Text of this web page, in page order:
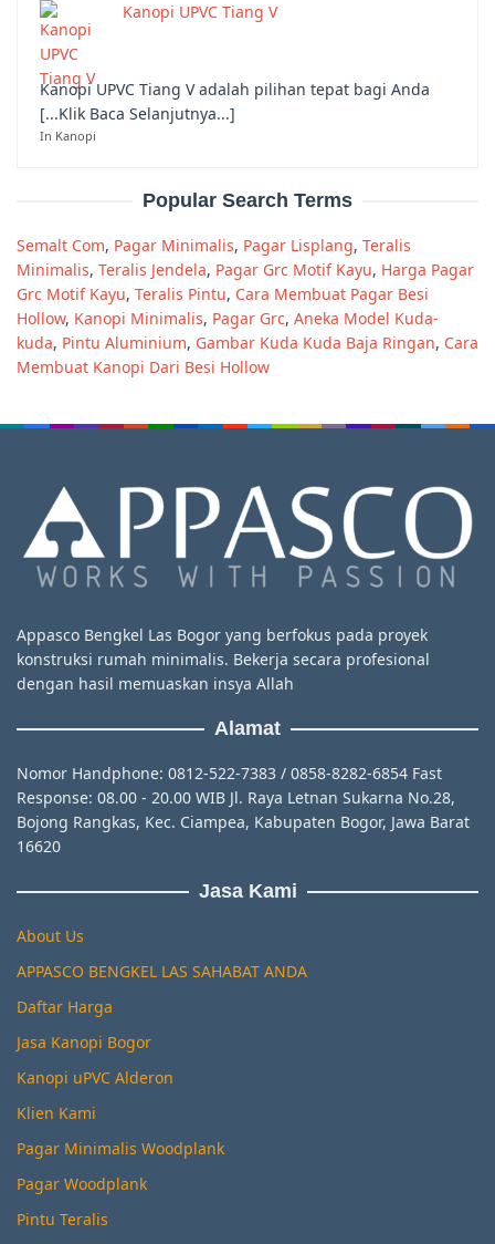
Kanopi UPVC Tiang V
Kanopi UPVC Tiang V adalah pilihan tepat bagi Anda
[...Klik Baca Selanjutnya...]
In Kanopi
Popular Search Terms
Semalt Com, Pagar Minimalis, Pagar Lisplang, Teralis
Minimalis, Teralis Jendela, Pagar Grc Motif Kayu, Harga Pagar
Grc Motif Kayu, Teralis Pintu, Cara Membuat Pagar Besi
Hollow, Kanopi Minimalis, Pagar Grc, Aneka Model Kuda-
kuda, Pintu Aluminium, Gambar Kuda Kuda Baja Ringan, Cara
Membuat Kanopi Dari Besi Hollow
Appasco Bengkel Las Bogor yang berfokus pada proyek
konstruksi rumah minimalis. Bekerja secara profesional
dengan hasil memuaskan insya Allah
Alamat
Nomor Handphone: 0812-522-7383 / 0858-8282-6854 Fast
Response: 08.00 - 20.00 WIB Jl. Raya Letnan Sukarna No.28,
Bojong Rangkas, Kec. Ciampea, Kabupaten Bogor, Jawa Barat
16620
Jasa Kami
About Us
APPASCO BENGKEL LAS SAHABAT ANDA
Daftar Harga
Jasa Kanopi Bogor
Kanopi uPVC Alderon
Klien Kami
Pagar Minimalis Woodplank
Pagar Woodplank
Pintu Teralis